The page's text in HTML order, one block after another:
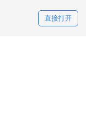
买房卖房！
就上融水好门
直接打开